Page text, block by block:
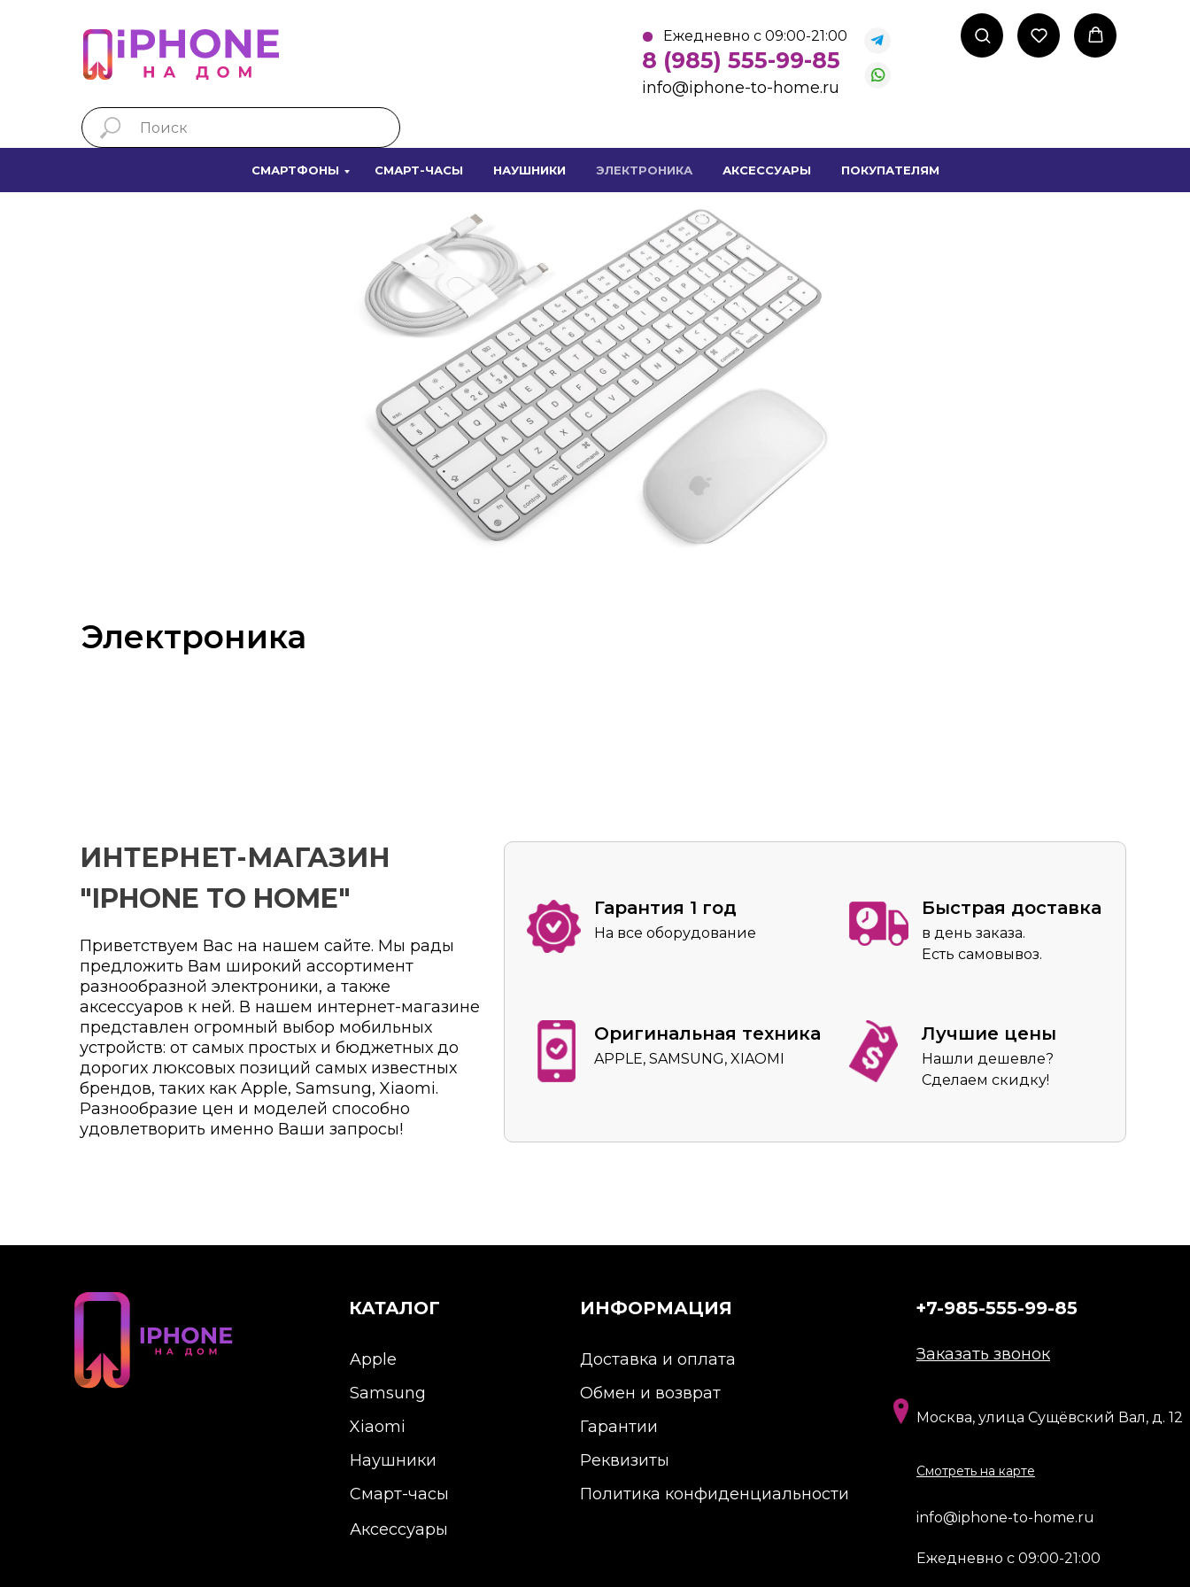
8 (985) 555-99-85
info@iphone-to-home.ru
Ежедневно с 09:00-21:00
СМАРТФОНЫ СМАРТ-ЧАСЫ НАУШНИКИ ЭЛЕКТРОНИКА АКСЕССУАРЫ ПОКУПАТЕЛЯМ
Электроника
ИНТЕРНЕТ-МАГАЗИН
"IPHONE TO HOME"
Приветствуем Вас на нашем сайте. Мы рады
предложить Вам широкий ассортимент
разнообразной электроники, а также
аксессуаров к ней. В нашем интернет-магазине
представлен огромный выбор мобильных
устройств: от самых простых и бюджетных до
дорогих люксовых позиций самых известных
брендов, таких как Apple, Samsung, Xiaomi.
Разнообразие цен и моделей способно
удовлетворить именно Ваши запросы!
Гарантия 1 год
Оригинальная техника
Быстрая доставка
Лучшие цены
На все оборудование
APPLE, SAMSUNG, XIAOMI
в день заказа.
Есть самовывоз.
Нашли дешевле?
Сделаем скидку!
КАТАЛОГ ИНФОРМАЦИЯ
Apple
Доставка и оплата
Samsung
Обмен и возврат
Xiaomi
Гарантии
Реквизиты
Политика конфиденциальности
+7-985-555-99-85
Заказать звонок
Москва, улица Сущёвский Вал, д. 12
Смотреть на карте
info@iphone-to-home.ru
Наушники
Смарт-часы
Аксессуары
Ежедневно с 09:00-21:00